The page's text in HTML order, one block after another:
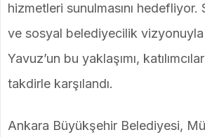
hizmetleri sunulmasını
ve sosyal belediyecilik
Yavuz’un bu yaklaşımı,
takdirle karşılandı.
Ankara Büyükşehir Belediyesi,